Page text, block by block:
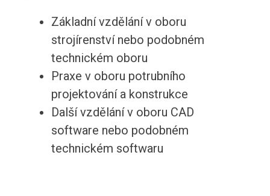
Základní vzdělání v oboru
strojírenství nebo podobném
technickém oboru
Praxe v oboru potrubního
projektování a konstrukce
Další vzdělání v oboru CAD
software nebo podobném
technickém softwaru